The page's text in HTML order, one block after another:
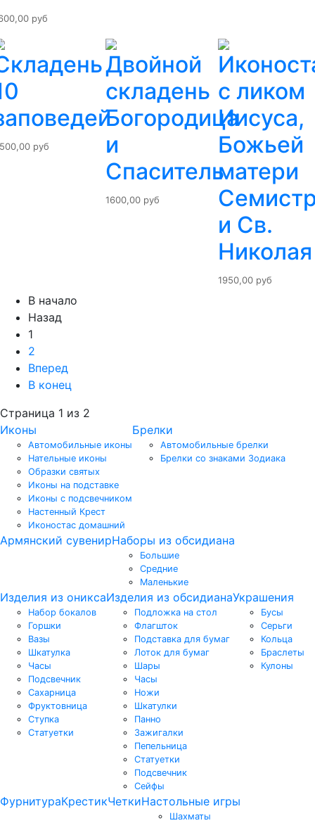
руб
руб
Двойной
складень
Богородица
и
Спаситель
1600,00 руб
с ликом
Иисуса,
Божьей
матери
и Св.
Николая
1950,00 руб
В начало
Назад
1
2
Вперед
В конец
Страница 1 из 2
Иконы
Автомобильные иконы
Нательные иконы
Образки святых
Иконы на подставке
Иконы с подсвечником
Настенный Крест
Иконостас домашний
Брелки
Автомобильные брелки
Брелки со знаками Зодиака
Армянский сувенирНаборы из обсидиана
Большие
Средние
Маленькие
Изделия из оникса
Набор бокалов
Горшки
Вазы
Шкатулка
Часы
Подсвечник
Сахарница
Фруктовница
Ступка
Статуетки
Изделия из обсидиана
Подложка на стол
Флагшток
Подставка для бумаг
Лоток для бумаг
Шары
Часы
Ножи
Шкатулки
Панно
Зажигалки
Пепельница
Статуетки
Подсвечник
Сейфы
Украшения
Бусы
Серьги
Кольца
Браслеты
Кулоны
ФурнитураКрестикЧеткиНастольные игры
Шахматы